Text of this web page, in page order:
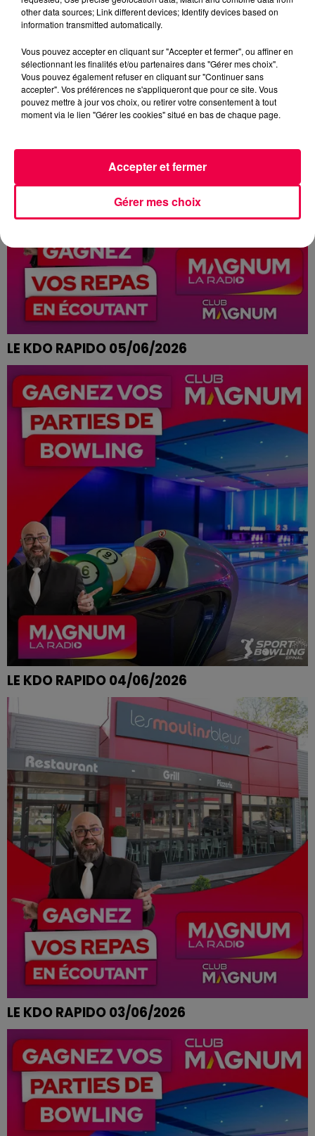
LE KDO RAPIDO 08/06/2026
MARTINE DE THIEFOSSE REMPORTE SON REPAS AUX
MOULINS BLEUS A EPINAL
LE KDO RAPIDO 05/06/2026
AUDREY DE BULGNEVILLE REMPORTE SON REPAS AUX
MOULINS BLEUS A EPINAL
LE KDO RAPIDO 04/06/2026
ANNE SOPHIE DE SANCHEY REMPORTE SES PARTIES DE
BOWLING CHEZ SPORT BOWLING A EPINAL
LE KDO RAPIDO 03/06/2026
CHARLINE DE MORIVILLE REMPORTE SON REPAS AUX
MOULINS BLEUS A EPINAL
other data sources; Link different devices; Identify devices based on
information transmitted automatically.
Vous pouvez accepter en cliquant sur "Accepter et fermer", ou affiner en
sélectionnant les finalités et/ou partenaires dans "Gérer mes choix".
Vous pouvez également refuser en cliquant sur "Continuer sans
accepter". Vos préférences ne s'appliqueront que pour ce site. Vous
pouvez mettre à jour vos choix, ou retirer votre consentement à tout
moment via le lien "Gérer les cookies" situé en bas de chaque page.
Gérer mes choix
Accepter et fermer